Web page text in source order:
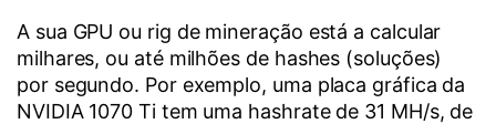
A sua GPU ou rig de mineração está a calcular
milhares, ou até milhões de hashes (soluções)
por segundo. Por exemplo, uma placa gráfica da
NVIDIA 1070 Ti tem uma hashrate de 31 MH/s, de